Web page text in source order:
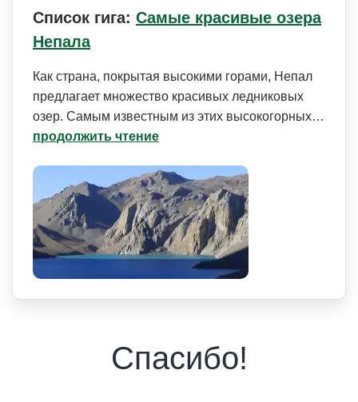
Список гига: Самые красивые озера
Непала
Как страна, покрытая высокими горами, Непал
предлагает множество красивых ледниковых
озер. Самым известным из этих высокогорных…
продолжить чтение
Спасибо!